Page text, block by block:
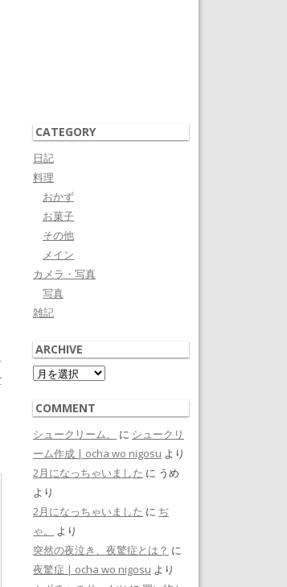
CATEGORY
日記
料理
おかず
お菓子
その他
メイン
カメラ・写真
写真
雑記
ARCHIVE
Archive
COMMENT
シュークリーム。 に シュークリ
ーム作成 | ocha wo nigosu より
2月になっちゃいました に うめ
より
2月になっちゃいました に ぢ
ゃ。
より
突然の夜泣き、夜驚症とは？ に
夜驚症 | ocha wo nigosu より